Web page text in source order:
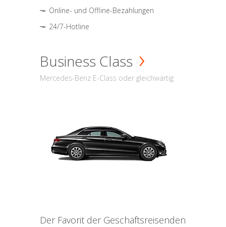
Online- und Offline-Bezahlungen
24/7-Hotline
Business Class
Mercedes-Benz E-Class oder gleichwärtig
Der Favorit der Geschäftsreisenden